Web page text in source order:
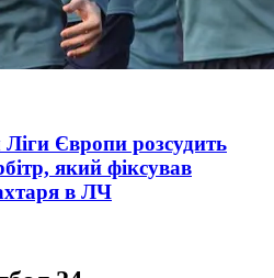
Європи розсудить
який фіксував
в ЛЧ